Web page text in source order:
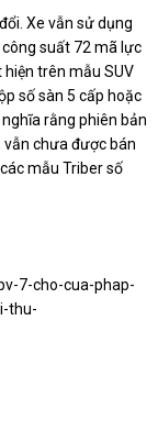
Xe vẫn sử dụng
suất 72 mã lực
trên mẫu SUV
số sàn 5 cấp hoặc
rằng phiên bản
chưa được bán
mẫu Triber số
7-cho-cua-phap-
thu-